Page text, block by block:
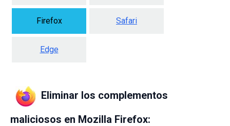
Firefox Safari
Edge
Eliminar los complementos
maliciosos en Mozilla Firefox: